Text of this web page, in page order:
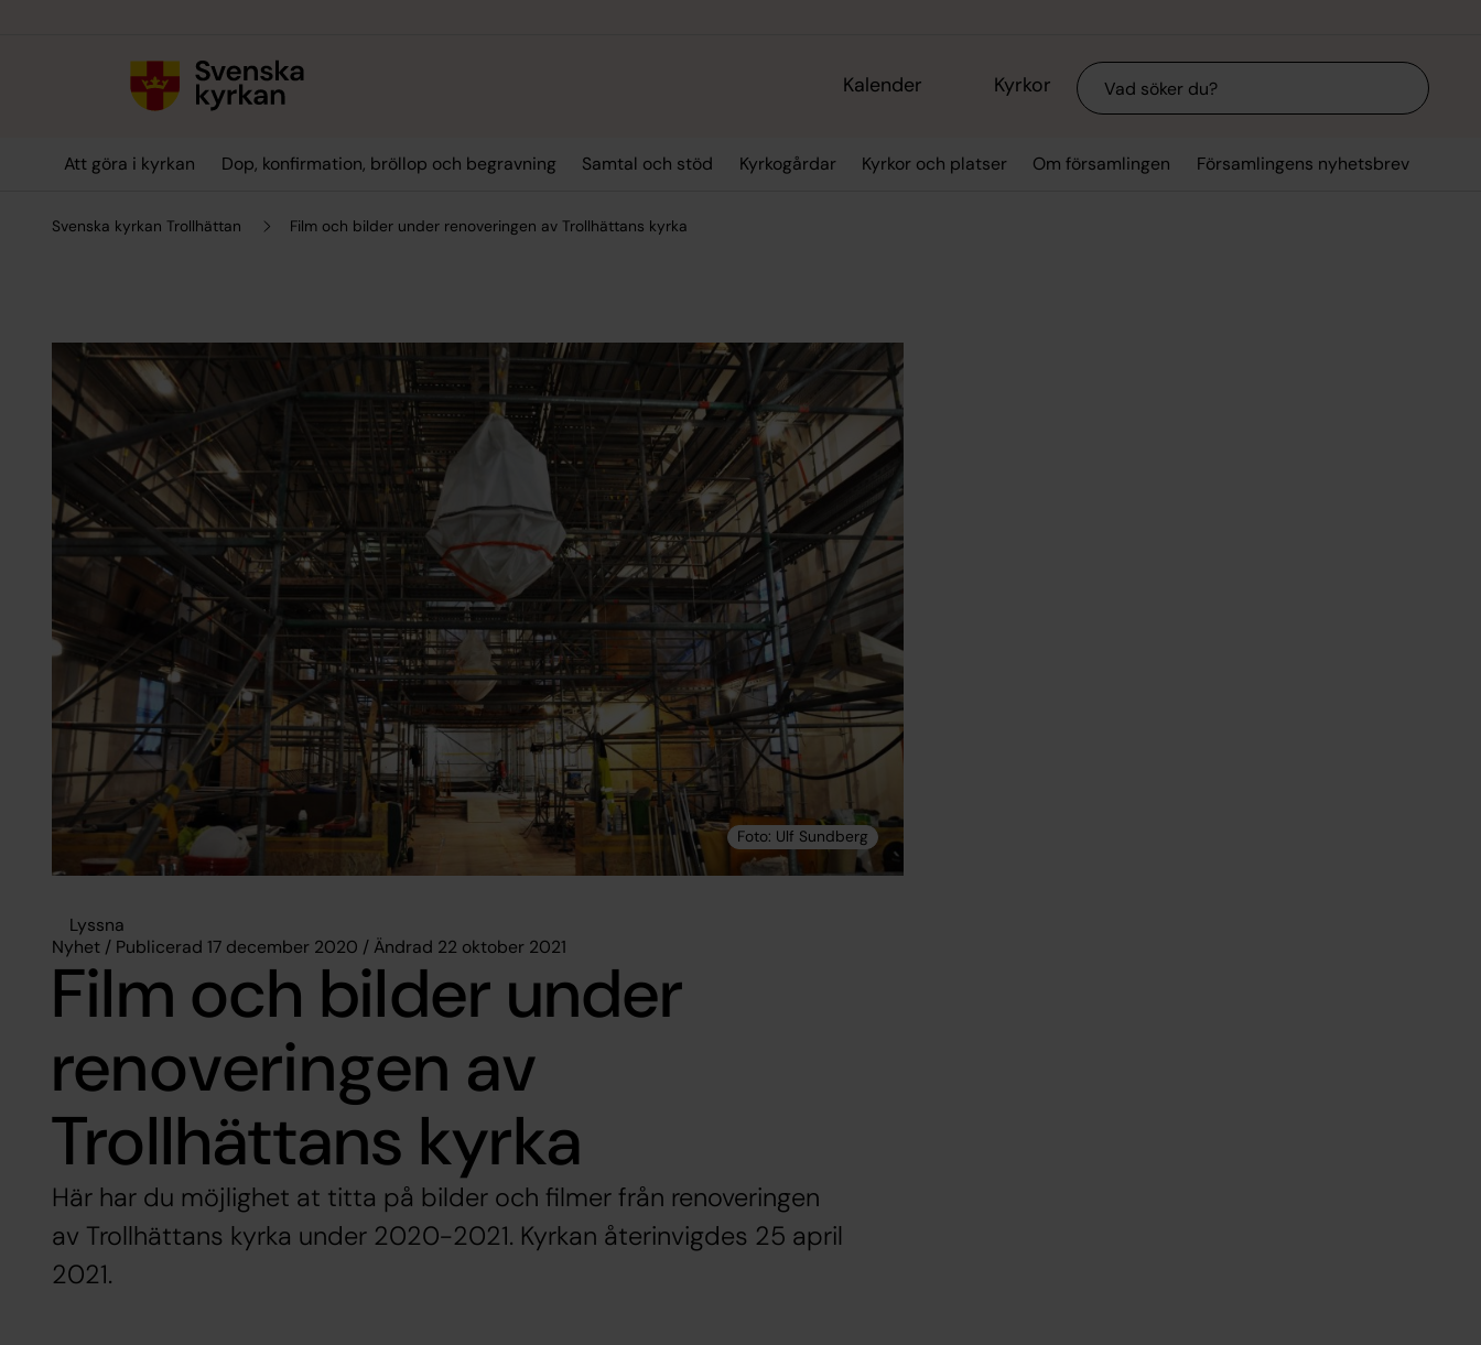
Kalender Kyrkor Sök
Att göra i kyrkan Dop, konfirmation, bröllop och begravning Samtal och stöd Kyrkogårdar Kyrkor och platser Om församlingen Församlingens nyhetsbrev
Svenska kyrkan Trollhättan Film och bilder under renoveringen av Trollhättans kyrka
Lyssna
Nyhet / Publicerad 17 december 2020 / Ändrad 22 oktober 2021
Film och bilder under
renoveringen av
Trollhättans kyrka
Här har du möjlighet at titta på bilder och filmer från renoveringen
av Trollhättans kyrka under 2020-2021. Kyrkan återinvigdes 25 april
2021.